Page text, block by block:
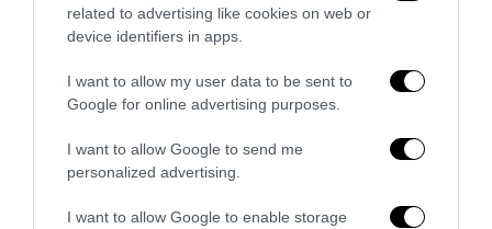
related to advertising like cookies on web or
device identifiers in apps.
I want to allow my user data to be sent to
Google for online advertising purposes.
I want to allow Google to send me
personalized advertising.
I want to allow Google to enable storage
Piacenza, niente lavoro per chi commemora Acca
Larenzia: la ritorsione ideologica della Prefettura
27 Luglio 2026